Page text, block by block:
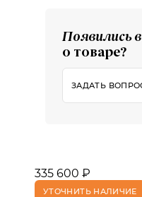
Появились
о товаре?
ЗАДАТЬ
335 600 ₽
УТОЧНИТЬ НАЛИЧИЕ